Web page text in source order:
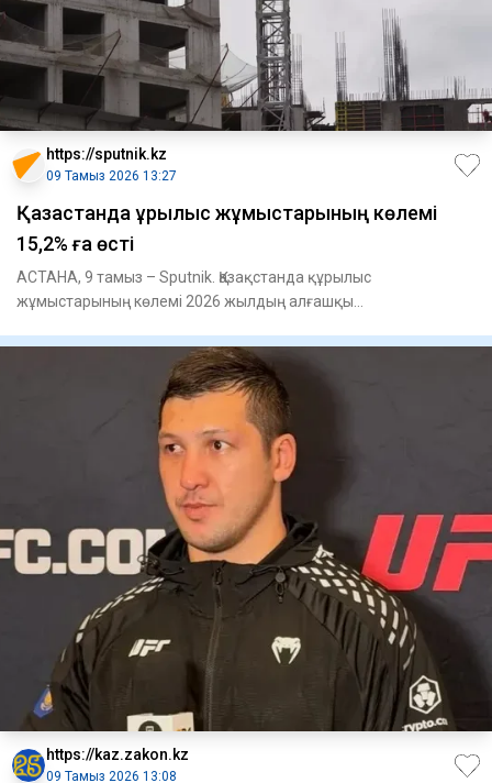
https://sputnik.kz
09 Тамыз 2026 13:27
Қазақстанда құрылыс жұмыстарының көлемі
15,2% ға өсті
АСТАНА, 9 тамыз – Sputnik. Қазақстанда құрылыс
жұмыстарының көлемі 2026 жылдың алғашқы
https://kaz.zakon.kz
09 Тамыз 2026 13:08